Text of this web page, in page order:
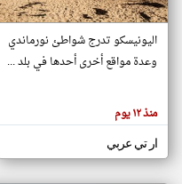
هنا عن
وجهة
كاتبيها.
اليونيسكو تدرج شواطئ نورماندي
وعدة مواقع أخرى أحدها في بلد ...
منذ ١٢ يوم
ار تي عربي